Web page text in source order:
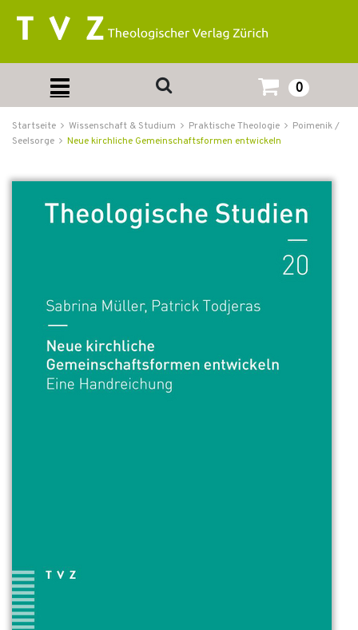
0
Startseite Wissenschaft & Studium Praktische Theologie
Poimenik /
Seelsorge
Neue kirchliche Gemeinschaftsformen entwickeln